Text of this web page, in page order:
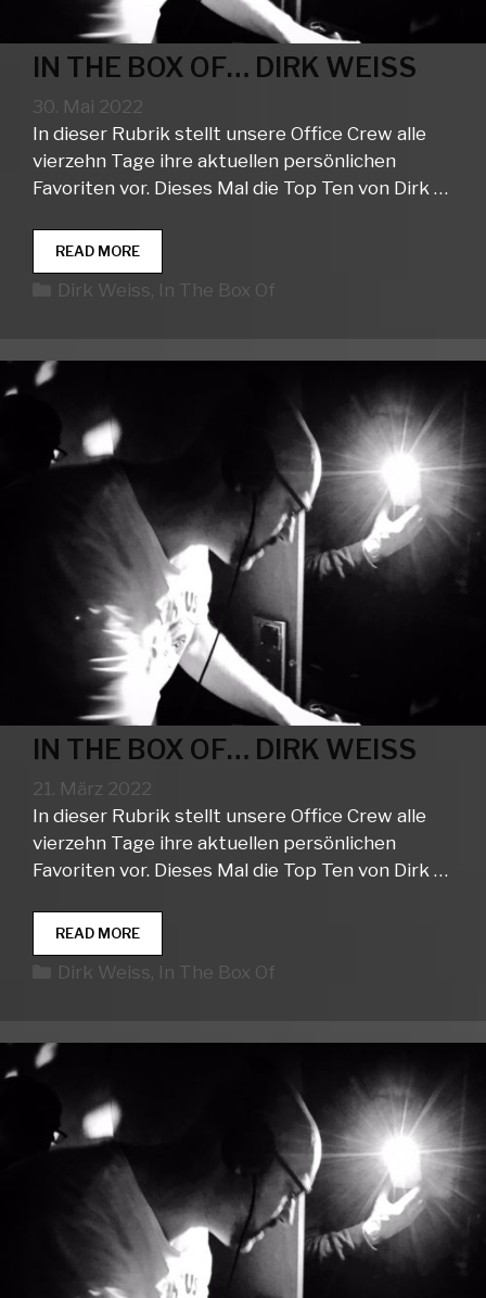
IN THE BOX OF… DIRK WEISS
30. Mai 2022
In dieser Rubrik stellt unsere Office Crew alle
vierzehn Tage ihre aktuellen persönlichen
Favoriten vor. Dieses Mal die Top Ten von Dirk …
READ MOREIN
THE
BOX
Kategorien
Dirk Weiss, In The Box Of
IN THE BOX OF… DIRK WEISS
21. März 2022
In dieser Rubrik stellt unsere Office Crew alle
vierzehn Tage ihre aktuellen persönlichen
Favoriten vor. Dieses Mal die Top Ten von Dirk …
READ MOREIN
THE
BOX
Kategorien
Dirk Weiss, In The Box Of